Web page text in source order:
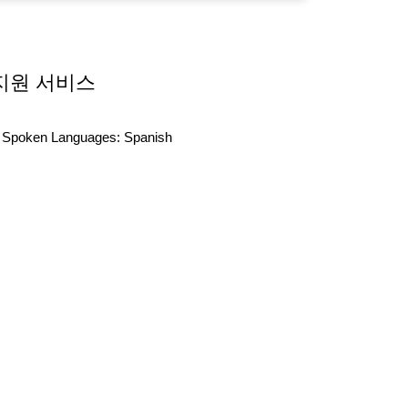
원 서비스
Spoken Languages: Spanish